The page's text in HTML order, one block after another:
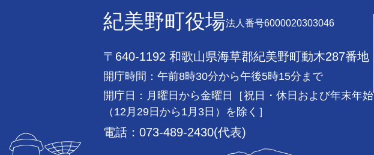
紀美野町役場法人番号6000020303046
〒640-1192 和歌山県海草郡紀美野町動木287番地
開庁時間：午前8時30分から午後5時15分まで
開庁日：月曜日から金曜日［祝日・休日および年末年始
（12月29日から1月3日）を除く］
電話：073-489-2430(代表)